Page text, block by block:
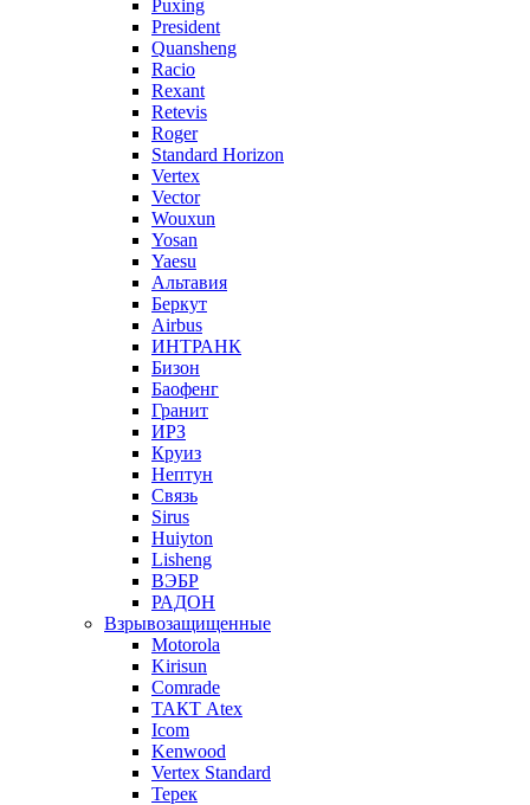
Puxing
President
Quansheng
Racio
Rexant
Retevis
Roger
Standard Horizon
Vertex
Vector
Wouxun
Yosan
Yaesu
Альтавия
Беркут
Airbus
ИНТРАНК
Бизон
Баофенг
Гранит
ИРЗ
Круиз
Нептун
Связь
Sirus
Huiyton
Lisheng
ВЭБР
РАДОН
Взрывозащищенные
Motorola
Kirisun
Comrade
ТАКТ Atex
Icom
Kenwood
Vertex Standard
Терек